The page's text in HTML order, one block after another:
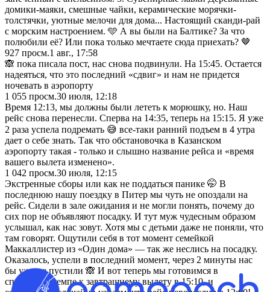
домики-маяки, смешные чайки, керамические морячки-
толстячки, уютные мелочи для дома... Настоящий сканди-рай
с морским настроением. 🩵 А вы были на Балтике? За что
полюбили её? Или пока только мечтаете сюда приехать? 🤎
927 просм.1 авг., 17:58
🙈 пока писала пост, нас снова подвинули. На 15:45. Остается
надеяться, что это последний «сдвиг» и нам не придется
ночевать в аэропорту
1 055 просм.30 июля, 12:18
Время 12:13, мы должны были лететь к морюшку, но. Наш
рейс снова перенесли. Сперва на 14:35, теперь на 15:15. Я уже
2 раза успела подремать 😅 все-таки ранний подъем в 4 утра
дает о себе знать. Так что обстановочка в Казанском
аэропорту такая - только и слышно название рейса и «время
вашего вылета изменено».
1 042 просм.30 июля, 12:15
Экстренные сборы или как не поддаться панике 🤭 В
последнюю нашу поездку в Питер мы чуть не опоздали на
рейс. Сидели в зале ожидания и не могли понять, почему до
сих пор не объявляют посадку. И тут муж чудесным образом
услышал, как нас зовут. Хотя мы с детьми даже не поняли, что
там говорят. Ощутили себя в тот момент семейкой
Маккаллистер из «Один дома» — так же неслись на посадку.
Оказалось, успели в последний момент, через 2 минуты нас
бы уже не пустили 🙈 И вот теперь мы готовимся в
спокойном темпе к завтрашнему вылету в 15:10, и